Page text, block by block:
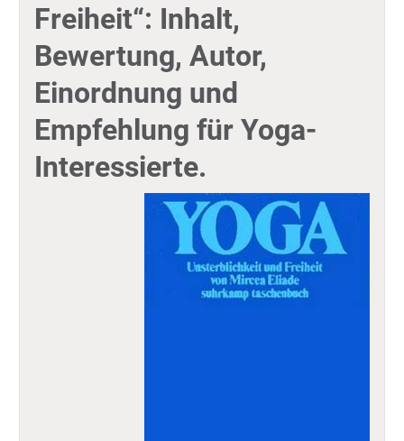
Freiheit“: Inhalt,
Bewertung, Autor,
Einordnung und
Empfehlung für Yoga-
Interessierte.